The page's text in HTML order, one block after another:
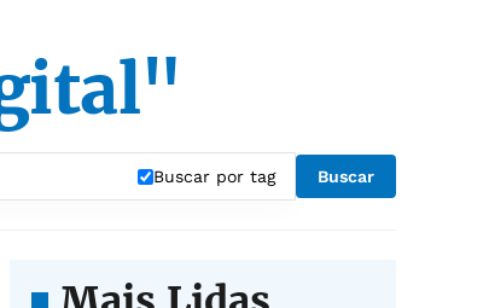
Buscar por tag Buscar